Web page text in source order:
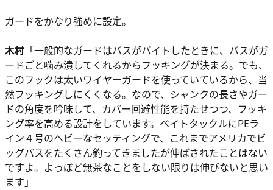
ガードをかなり強めに設定。
木村 「一般的なガードはバスがバイトしたときに、バスがガ
ードごと噛み潰してくれるからフッキングが決まる。でも、
このフックは太いワイヤーガードを使っていているから、当
然フッキングしにくくなる。なので、シャンクの長さやガー
ドの角度を吟味して、カバー回避性能を持たせつつ、フッキ
ング率を高める設計をしています。ベイトタックルにPEラ
イン４号のヘビーなセッティングで、これまでアメリカでビ
ッグバスをたくさん釣ってきましたが伸ばされたことはない
ですよ。よっぽど無茶なことをしない限りは伸びないと思い
ます」